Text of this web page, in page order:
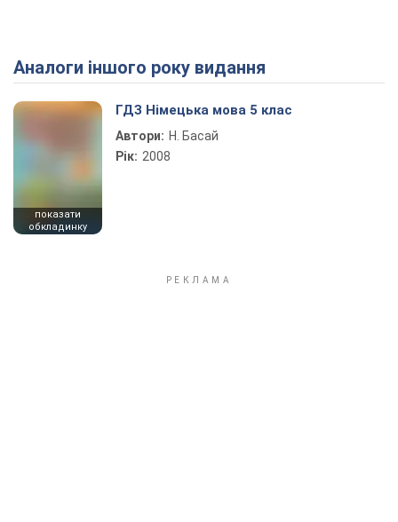
Play Video
Аналоги іншого року видання
показати
обкладинку
ГДЗ Німецька мова 5 клас
Автори: Н. Баcай
Рік: 2008